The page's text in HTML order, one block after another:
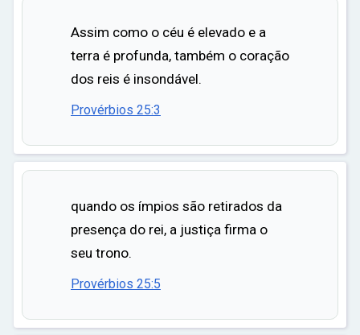
Assim como o céu é elevado e a
terra é profunda, também o coração
dos reis é insondável.
Provérbios 25:3
quando os ímpios são retirados da
presença do rei, a justiça firma o
seu trono.
Provérbios 25:5